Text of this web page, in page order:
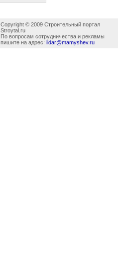
Copyright © 2009 Строительный портал
Stroytal.ru
По вопросам сотрудничества и рекламы
пишите на адрес: ildar@mamyshev.ru